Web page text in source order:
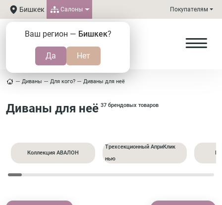
Бишкек
Ваш регион — Бишкек?
Салоны Покупателям
Диваны Для кого? Диваны для неё
Диваны для неё 37 брендовых товаров
Коллекция АВАЛОН
Трехсекционный АприКлик
нью